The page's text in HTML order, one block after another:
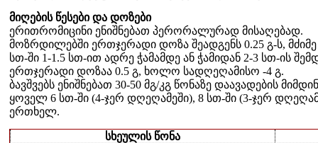
მიღების წესები და დოზები
ერითრომიცინი ენიშნებათ პერორალურად მისაღებად.
მოზრდილებში ერთჯერადი დოზა შეადგენს 0.25 გ-ს,
სთ-ში 1-1.5 სთ-ით ადრე ჭამამდე ან ჭამიდან 2-3 სთ-ის
ერთჯერადი დოზაა 0.5 გ, ხოლო სადღეღამისო -4 გ.
ბავშვებს ენიშნებათ 30-50 მგ/კგ წონაზე დაავადების
ყოველ 6 სთ-ში (4-ჯერ დღეღამეში), 8 სთ-ში (3-ჯერ
ერთხელ.
სხეულის წონა